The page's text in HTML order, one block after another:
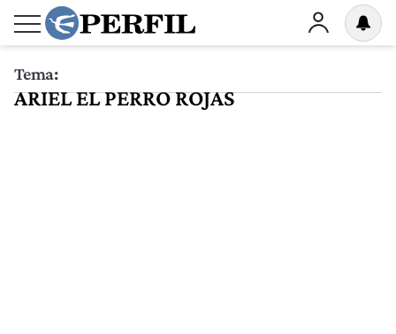
Tema:
ARIEL EL PERRO ROJAS